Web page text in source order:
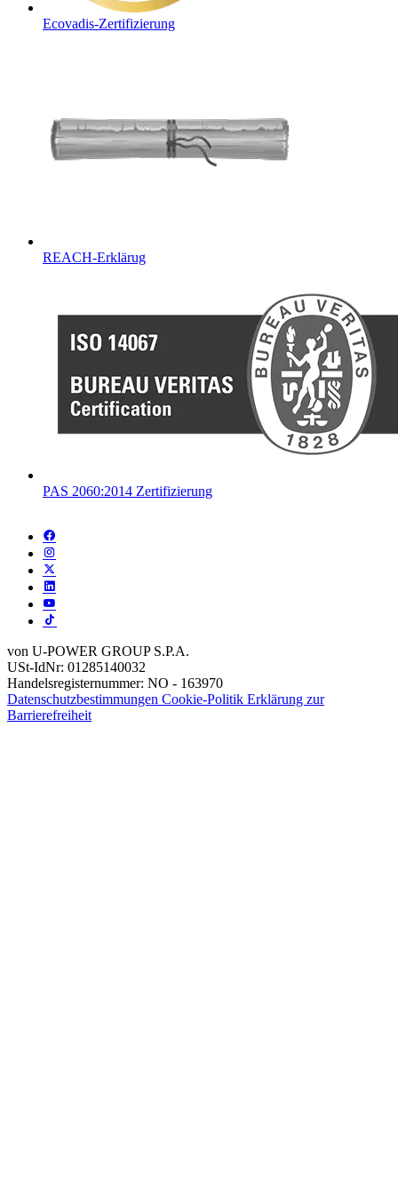
Ecovadis-Zertifizierung
REACH-Erklärug
PAS 2060:2014 Zertifizierung
Datenschutzbestimmungen Cookie-Politik Erklärung zur
Barrierefreiheit
von U-POWER GROUP S.P.A.
USt-IdNr: 01285140032
Handelsregisternummer: NO - 163970